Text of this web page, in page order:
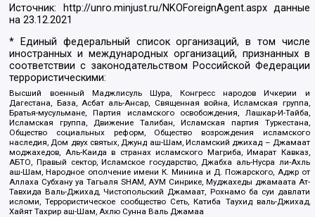
Источник: http://unro.minjust.ru/NKOForeignAgent.aspxданные
на23.12.2021
* Единый федеральный список организаций, в том числе
иностранных и международных организаций, признанных в
соответствии с законодательством Российской Федерации
террористическими:
Высший военный Маджлисуль Шура, Конгресс народов Ичкерии и
Дагестана, База, Асбат аль-Ансар, Священная война, Исламская группа,
Братья-мусульмане, Партия исламского освобождения, Лашкар-И-Тайба,
Исламская группа, Движение Талибан, Исламская партия Туркестана,
Общество социальных реформ, Общество возрождения исламского
наследия, Дом двух святых, Джунд аш-Шам, Исламский джихад – Джамаат
моджахедов, Аль-Каида в странах исламского Магриба, Имарат Кавказ,
АБТО, Правый сектор, Исламское государство, Джабха аль-Нусра ли-Ахль
аш-Шам, Народное ополчение имени К. Минина и Д. Пожарского, Аджр от
Аллаха Субхану уа Тагьаля SHAM, АУМ Синрике, Муджахеды джамаата Ат-
Тавхида Валь-Джихад, Чистопольский Джамаат, Рохнамо ба суи давлати
исломи, Террористическое сообщество Сеть, Катиба Таухид валь-Джихад,
Хайят Тахрир аш-Шам, Ахлю Сунна Валь Джамаа